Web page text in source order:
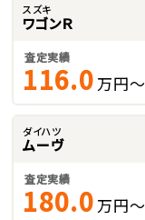
スズキ
ワゴンＲ
査定実績
116.0 万円～
ダイハツ
ムーヴ
査定実績
180.0 万円～